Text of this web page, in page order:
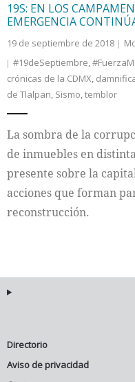
Colaboradores
Internacional
Cultura
19S: EN LOS
EMERGENCIA
19 de septiembre de 2018
#19deSeptiembre,
crónicas de la CDMX,
de Tlalpan, Sismo,temblor
La sombra de la
de inmuebles en
presente sobre la
acciones que forman
reconstrucción.
Directorio
Aviso de privacidad